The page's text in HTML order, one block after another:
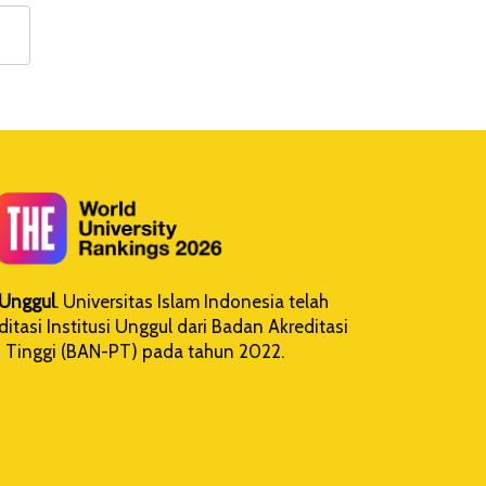
. Universitas Islam Indonesia telah
Institusi Unggul dari Badan Akreditasi
Tinggi (BAN-PT) pada tahun 2022.